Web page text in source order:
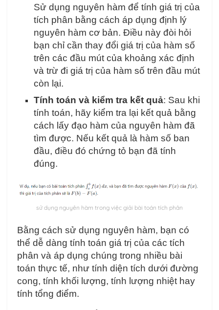
Sử dụng nguyên hàm để tính giá trị của
tích phân bằng cách áp dụng định lý
nguyên hàm cơ bản. Điều này đòi hỏi
bạn chỉ cần thay đổi giá trị của hàm số
trên các đầu mút của khoảng xác định
và trừ đi giá trị của hàm số trên đầu mút
còn lại.
Tính toán và kiểm tra kết quả: Sau khi
tính toán, hãy kiểm tra lại kết quả bằng
cách lấy đạo hàm của nguyên hàm đã
tìm được. Nếu kết quả là hàm số ban
đầu, điều đó chứng tỏ bạn đã tính
đúng.
sử dụng nguyên hàm trong việc giải bài toán tích phân
Bằng cách sử dụng nguyên hàm, bạn có
thể dễ dàng tính toán giá trị của các tích
phân và áp dụng chúng trong nhiều bài
toán thực tế, như tính diện tích dưới đường
cong, tính khối lượng, tính lượng nhiệt hay
tính tổng điểm.